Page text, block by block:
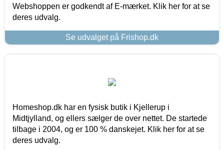
Webshoppen er godkendt af E-mærket. Klik her for at se
deres udvalg.
Se udvalget på Frishop.dk
Homeshop.dk har en fysisk butik i Kjellerup i
Midtjylland, og ellers sælger de over nettet. De startede
tilbage i 2004, og er 100 % danskejet. Klik her for at se
deres udvalg.